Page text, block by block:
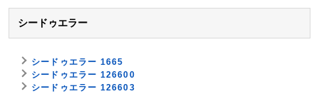
シードゥエラー
シードゥエラー 1665
シードゥエラー 126600
シードゥエラー 126603